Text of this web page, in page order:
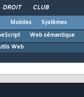
DROIT CLUB
Mobiles
Systèmes
Web sémantique
Web